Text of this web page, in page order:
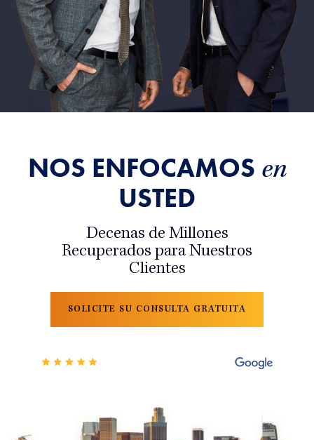
NOS ENFOCAMOS en
USTED
Decenas de Millones
Recuperados para Nuestros
Clientes
SOLICITE SU CONSULTA GRATUITA